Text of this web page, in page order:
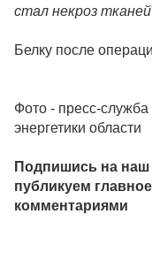
стал некроз тканей
Белку после
Фото - пресс-
энергетики области
Подпишись на наш
публикуем
комментариями